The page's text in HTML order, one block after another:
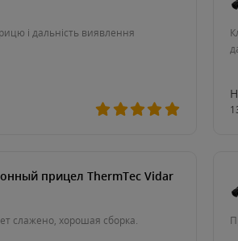
і дальність виявлення
прицел ThermTec Vidar
слажено, хорошая сборка.